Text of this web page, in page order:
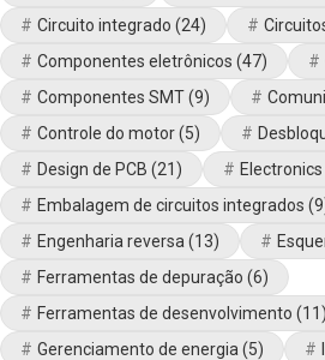
Circuito integrado (24)
Componentes eletrônicos (47)
Componentes SMT(9)
Controle do motor(5)
Design de PCB (21)
Embalagem de circuitos integrados
Engenharia reversa (13)
Ferramentas de depuração (6)
Ferramentas de desenvolvimento (11)
Gerenciamento de energia (5)